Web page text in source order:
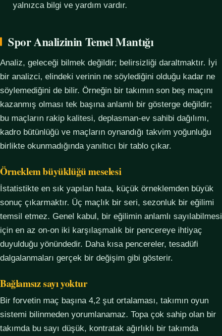
yalnızca bilgi ve yardım vardır.
Spor Analizinin Temel Mantığı
Analiz, geleceği bilmek değildir; belirsizliği daraltmaktır. İyi
bir analizci, elindeki verinin ne söylediğini olduğu kadar ne
söylemediğini de bilir. Örneğin bir takımın son beş maçını
kazanmış olması tek başına anlamlı bir gösterge değildir;
bu maçların rakip kalitesi, deplasman-ev sahibi dağılımı,
kadro bütünlüğü ve maçların oynandığı takvim yoğunluğu
birlikte okunmadığında yanıltıcı bir tablo çıkar.
Örneklem büyüklüğü meselesi
İstatistikte en sık yapılan hata, küçük örneklemden büyük
sonuç çıkarmaktır. Üç maçlık bir seri, sezonluk bir eğilimi
temsil etmez. Genel kabul, bir eğilimin anlamlı sayılabilmesi
için en az on-on iki karşılaşmalık bir pencereye ihtiyaç
duyulduğu yönündedir. Daha kısa pencereler, tesadüfi
dalgalanmaları gerçek bir değişim gibi gösterir.
Bağlamsız sayı yoktur
Bir forvetin maç başına 4,2 şut ortalaması, takımın oyun
sistemi bilinmeden yorumlanamaz. Topa çok sahip olan bir
takımda bu sayı düşük, kontratak ağırlıklı bir takımda